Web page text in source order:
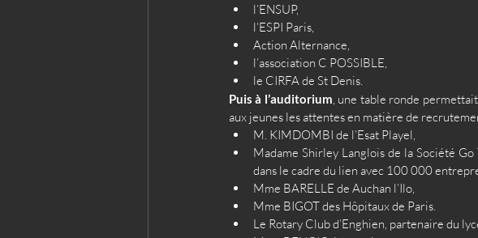
l’ENSUP,
l’ESPI Paris,
Action Alternance,
l’association C POSSIBLE,
le CIRFA de St Denis.
Puis à l’auditorium, une table ronde
aux jeunes les attentes en matière de
M. KIMDOMBI de l’Esat Playel,
Madame Shirley Langlois de la Société
dans le cadre du lien avec 100 000
Mme BARELLE de Auchan l’Ilo,
Mme BIGOT des Hôpitaux de Paris.
Le Rotary Club d’Enghien, partenaire du